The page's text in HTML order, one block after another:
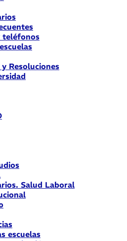
teléfonos
Resoluciones
Salud Laboral
escuelas